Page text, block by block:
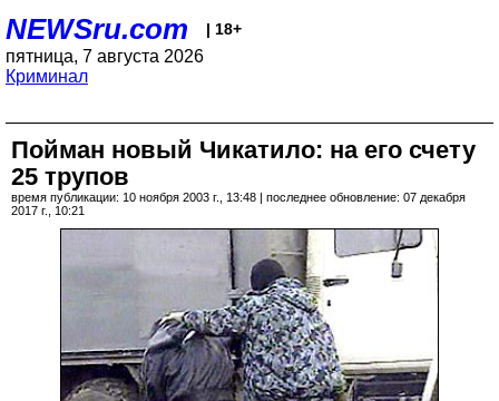
NEWSru.com | 18+
пятница, 7 августа 2026
Криминал
Пойман новый Чикатило: на его счету
25 трупов
время публикации: 10 ноября 2003 г., 13:48 | последнее обновление: 07 декабря
2017 г., 10:21